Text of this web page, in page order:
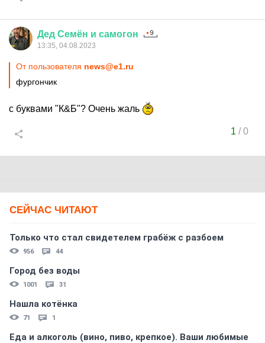
Дед Семён и самогон
13:35, 04.08.2023
От пользователя news@e1.ru
фургончик
с буквами "К&Б"? Очень жаль
1 /0
СЕЙЧАС ЧИТАЮТ
Только что стал свидетелем грабёж с разбоем
956 44
Город без воды
1001 31
Нашла котёнка
71 1
Еда и алкоголь (вино, пиво, крепкое). Ваши любимые